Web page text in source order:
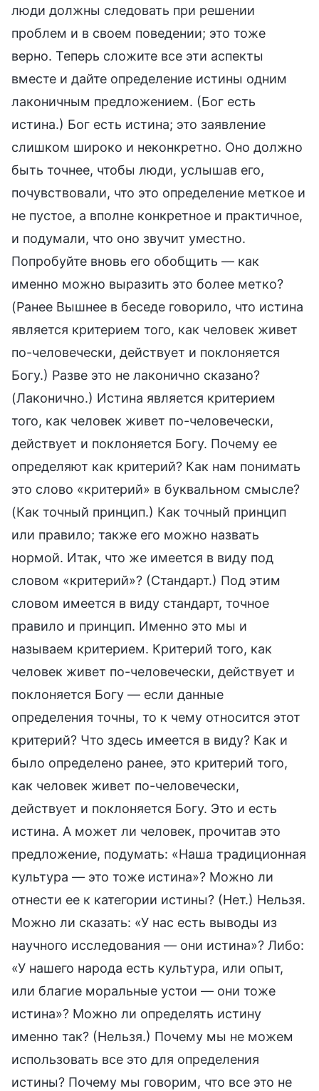
люди должны следовать при решении
проблем и в своем поведении; это тоже
верно. Теперь сложите все эти аспекты
вместе и дайте определение истины одним
лаконичным предложением. (Бог есть
истина.) Бог есть истина; это заявление
слишком широко и неконкретно. Оно должно
быть точнее, чтобы люди, услышав его,
почувствовали, что это определение меткое и
не пустое, а вполне конкретное и практичное,
и подумали, что оно звучит уместно.
Попробуйте вновь его обобщить — как
именно можно выразить это более метко?
(Ранее Вышнее в беседе говорило, что истина
является критерием того, как человек живет
по-человечески, действует и поклоняется
Богу.) Разве это не лаконично сказано?
(Лаконично.) Истина является критерием
того, как человек живет по-человечески,
действует и поклоняется Богу. Почему ее
определяют как критерий? Как нам понимать
это слово «критерий» в буквальном смысле?
(Как точный принцип.) Как точный принцип
или правило; также его можно назвать
нормой. Итак, что же имеется в виду под
словом «критерий»? (Стандарт.) Под этим
словом имеется в виду стандарт, точное
правило и принцип. Именно это мы и
называем критерием. Критерий того, как
человек живет по-человечески, действует и
поклоняется Богу — если данные
определения точны, то к чему относится этот
критерий? Что здесь имеется в виду? Как и
было определено ранее, это критерий того,
как человек живет по-человечески,
действует и поклоняется Богу. Это и есть
истина. А может ли человек, прочитав это
предложение, подумать: «Наша традиционная
культура — это тоже истина»? Можно ли
отнести ее к категории истины? (Нет.) Нельзя.
Можно ли сказать: «У нас есть выводы из
научного исследования — они истина»? Либо:
«У нашего народа есть культура, или опыт,
или благие моральные устои — они тоже
истина»? Можно ли определять истину
именно так? (Нельзя.) Почему мы не можем
использовать все это для определения
истины? Почему мы говорим, что все это не